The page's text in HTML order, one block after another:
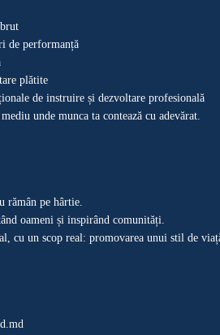
de performanță
plătite
de instruire și dezvoltare profesională
unde munca ta contează cu adevărat.
rămân pe hârtie.
oameni și inspirând comunități.
cu un scop real: promovarea unui stil de